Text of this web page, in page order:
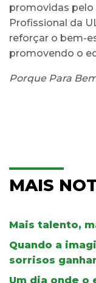
promovidas pelo
Profissional da
reforçar o bem-
promovendo o
Porque Para
MAIS
Mais talento,
Quando a
sorrisos
Um dia onde o